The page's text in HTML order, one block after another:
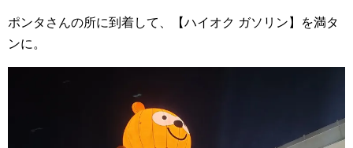
ポンタさんの所に到着して、【ハイオク ガソリン】を満タ
ンに。